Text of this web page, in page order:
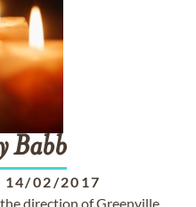
Babb
14/02/2017
direction of Greenville